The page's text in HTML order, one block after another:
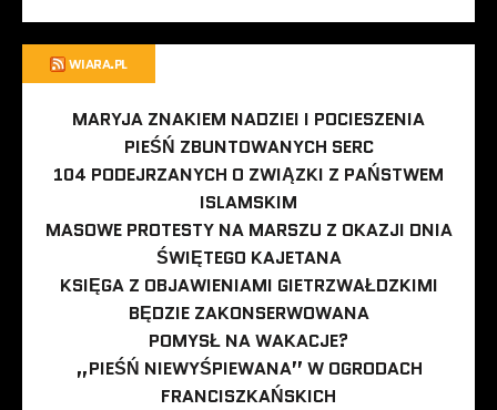
WIARA.PL
MARYJA ZNAKIEM NADZIEI I POCIESZENIA
PIEŚŃ ZBUNTOWANYCH SERC
104 PODEJRZANYCH O ZWIĄZKI Z PAŃSTWEM
ISLAMSKIM
MASOWE PROTESTY NA MARSZU Z OKAZJI DNIA
ŚWIĘTEGO KAJETANA
KSIĘGA Z OBJAWIENIAMI GIETRZWAŁDZKIMI
BĘDZIE ZAKONSERWOWANA
POMYSŁ NA WAKACJE?
„PIEŚŃ NIEWYŚPIEWANA” W OGRODACH
FRANCISZKAŃSKICH